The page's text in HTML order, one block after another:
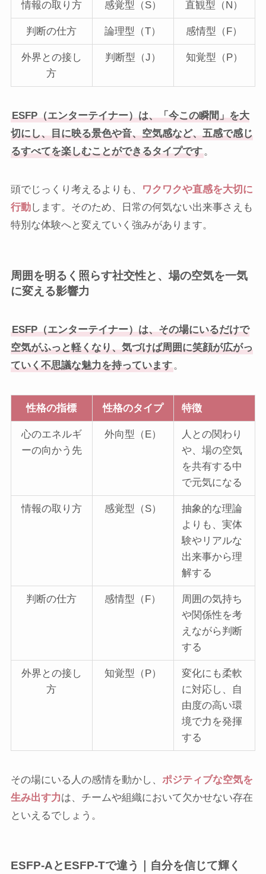
情報の取り方 感覚型（S） 直観型（N）
判断の仕方 論理型（T） 感情型（F）
外界との接し
方
判断型（J） 知覚型（P）
ESFP（エンターテイナー）は、「今この瞬間」を大
切にし、目に映る景色や音、空気感など、五感で感じ
るすべてを楽しむことができるタイプです。
頭でじっくり考えるよりも、
ワクワクや直感を大切に
行動します。そのため、日常の何気ない出来事さえも
特別な体験へと変えていく強みがあります。
周囲を明るく照らす社交性と、場の空気を一気
に変える影響力
ESFP（エンターテイナー）は、その場にいるだけで
空気がふっと軽くなり、気づけば周囲に笑顔が広がっ
ていく不思議な魅力を持っています。
性格の指標 性格のタイプ 特徴
心のエネルギ
ーの向かう先
外向型（E）
人との関わり
や、場の空気
を共有する中
で元気になる
情報の取り方 感覚型（S）
抽象的な理論
よりも、実体
験やリアルな
出来事から理
解する
判断の仕方 感情型（F）
周囲の気持ち
や関係性を考
えながら判断
する
外界との接し
方
知覚型（P）
変化にも柔軟
に対応し、自
由度の高い環
境で力を発揮
する
その場にいる人の感情を動かし、 ポジティブな空気を
生み出す力は、チームや組織において欠かせない存在
といえるでしょう。
ESFP-AとESFP-Tで違う｜自分を信じて輝く